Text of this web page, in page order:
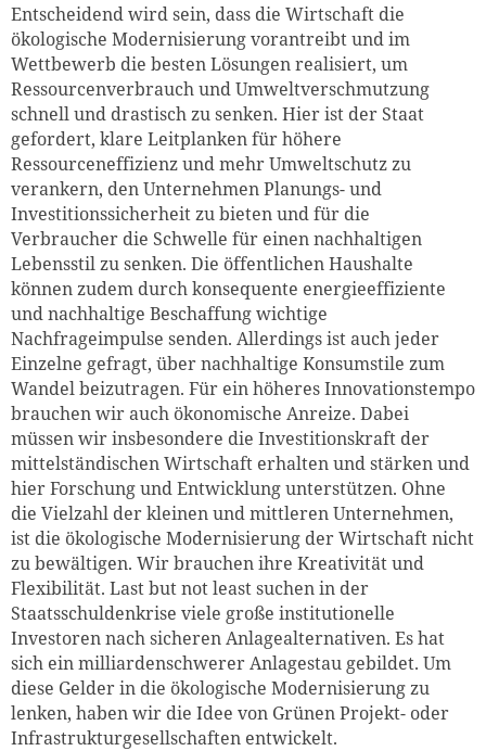
Entscheidend wird sein, dass die Wirtschaft die
ökologische Modernisierung vorantreibt und im
Wettbewerb die besten Lösungen realisiert, um
Ressourcenverbrauch und Umweltverschmutzung
schnell und drastisch zu senken. Hier ist der Staat
gefordert, klare Leitplanken für höhere
Ressourceneffizienz und mehr Umweltschutz zu
verankern, den Unternehmen Planungs- und
Investitionssicherheit zu bieten und für die
Verbraucher die Schwelle für einen nachhaltigen
Lebensstil zu senken. Die öffentlichen Haushalte
können zudem durch konsequente energieeffiziente
und nachhaltige Beschaffung wichtige
Nachfrageimpulse senden. Allerdings ist auch jeder
Einzelne gefragt, über nachhaltige Konsumstile zum
Wandel beizutragen. Für ein höheres Innovationstempo
brauchen wir auch ökonomische Anreize. Dabei
müssen wir insbesondere die Investitionskraft der
mittelständischen Wirtschaft erhalten und stärken und
hier Forschung und Entwicklung unterstützen. Ohne
die Vielzahl der kleinen und mittleren Unternehmen,
ist die ökologische Modernisierung der Wirtschaft nicht
zu bewältigen. Wir brauchen ihre Kreativität und
Flexibilität. Last but not least suchen in der
Staatsschuldenkrise viele große institutionelle
Investoren nach sicheren Anlagealternativen. Es hat
sich ein milliardenschwerer Anlagestau gebildet. Um
diese Gelder in die ökologische Modernisierung zu
lenken, haben wir die Idee von Grünen Projekt- oder
Infrastrukturgesellschaften entwickelt.
Zum Warenkorb
weiter lesen Zum Warenkorb